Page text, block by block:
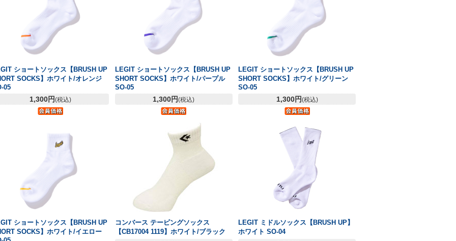
ショートソックス【BRUSH UP
SOCKS】ホワイト/オレンジ
05
1,300円(税込)
LEGIT ショートソックス【BRUSH UP
SHORT SOCKS】ホワイト/パープル
SO-05
1,300円(税込)
LEGIT ショートソックス【BRUSH UP
SHORT SOCKS】ホワイト/グリーン
SO-05
1,300円(税込)
ショートソックス【BRUSH UP
SOCKS】ホワイト/イエロー
コンバース テーピングソックス
【CB17004 1119】ホワイト/ブラック
LEGIT ミドルソックス【BRUSH UP】
ホワイト SO-04